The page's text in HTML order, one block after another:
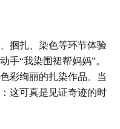
捆扎、染色等环节体验
手“我染围裙帮妈妈”。
彩绚丽的扎染作品。当
这可真是见证奇迹的时